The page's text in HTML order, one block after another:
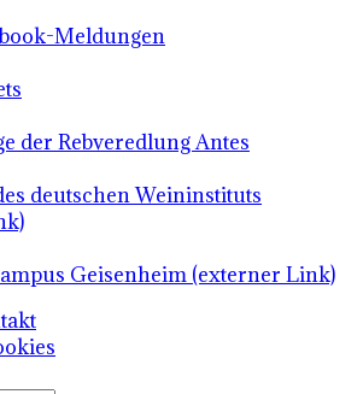
Meldungen
der Rebveredlung Antes
deutschen Weininstituts
Geisenheim (externer Link)